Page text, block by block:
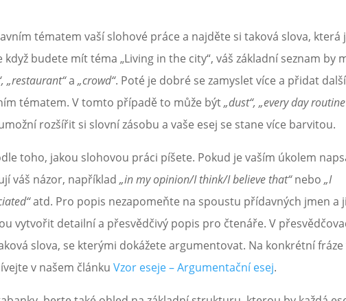
tématem vaší slohové práce a najděte si taková slova, která
když budete mít téma „Living in the city“, váš základní seznam by
„restaurant“a „crowd“. Poté je dobré se zamyslet více a přidat
tématem. V tomto případě to může být„dust“, „every day
rozšířit si slovní zásobu a vaše esej se stane více barvitou.
toho, jakou slohovou práci píšete. Pokud je vaším úkolem
váš názor, například „in my opinion/I think/I believe that“nebo „I
atd. Pro popis nezapomeňte na spoustu přídavných jmen a
vytvořit detailní a přesvědčivý popis pro čtenáře. V
slova, se kterými dokážete argumentovat. Na konkrétní
v našem článku Vzor eseje – Argumentační esej.